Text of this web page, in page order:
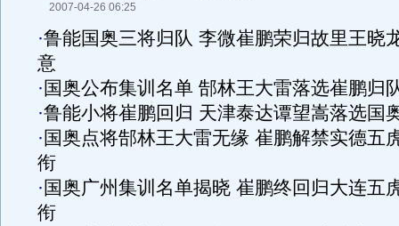
2007-04-26 06:25
·鲁能国奥三将归队 李微崔鹏荣归故里王晓
意
· 国奥公布集训名单 郜林王大雷落选崔鹏归
·鲁能小将崔鹏回归 天津泰达谭望嵩落选国
· 国奥点将郜林王大雷无缘 崔鹏解禁实德五
衔
· 国奥广州集训名单揭晓 崔鹏终回归大连五
衔